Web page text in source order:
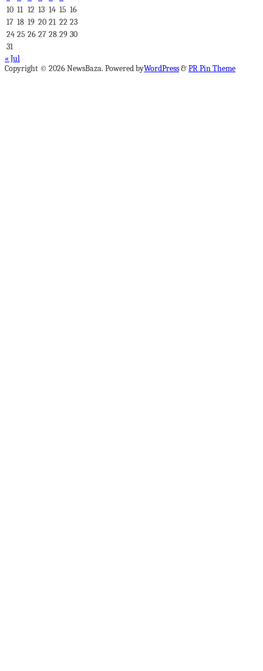
10 11 12 13 14 15 16
17 18 19 20 21 22 23
24 25 26 27 28 29 30
31
« Jul
Copyright © 2026 NewsBaza. Powered byWordPress&PR Pin Theme